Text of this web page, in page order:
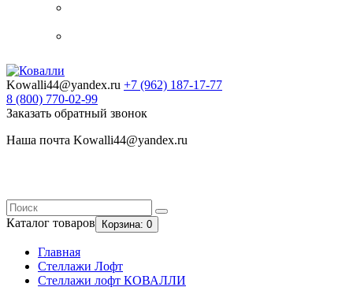
Kowalli44@yandex.ru +7 (962) 187-17-77
8 (800) 770-02-99
Заказать обратный звонок
Наша почта Kowalli44@yandex.ru
Каталог товаров Корзина: 0
Главная
Стеллажи Лофт
Стеллажи лофт КОВАЛЛИ